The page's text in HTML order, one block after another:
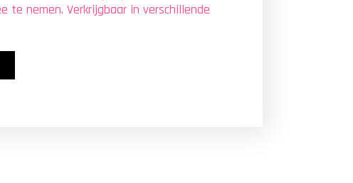
te nemen. Verkrijgbaar in verschillende